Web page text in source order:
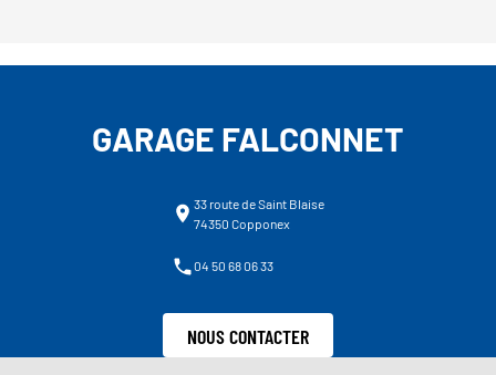
GARAGE FALCONNET
33 route de Saint Blaise
74350 Copponex
04 50 68 06 33
NOUS CONTACTER